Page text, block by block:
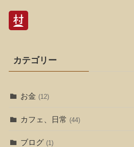
カテゴリー
お金 (12)
カフェ、日常 (44)
ブログ (1)